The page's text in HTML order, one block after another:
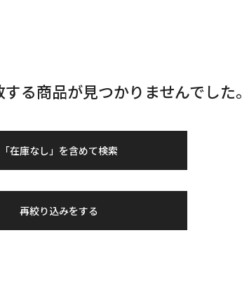
る商品が見つかりませんでした。
「在庫なし」を含めて検索
再絞り込みをする